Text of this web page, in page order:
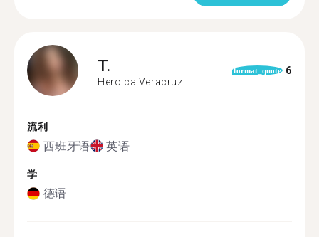
T.
Heroica Veracruz
format_quote 6
流利
西班牙语 英语
学
德语